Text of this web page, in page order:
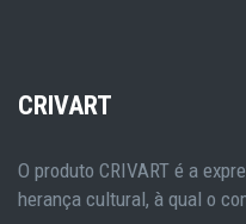
CRIVART
O produto CRIVART é a
herança cultural, à qual o